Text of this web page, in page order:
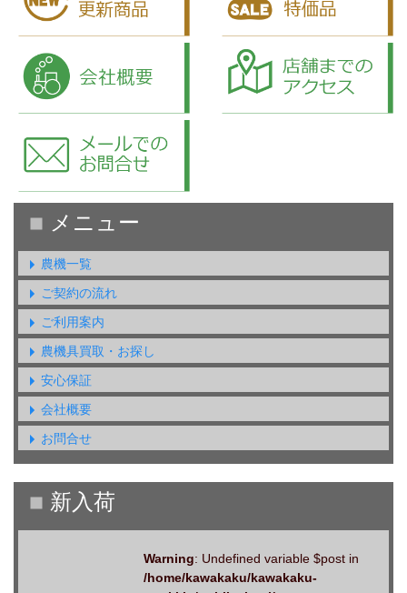
農機一覧
ご契約の流れ
ご利用案内
農機具買取・お探し
安心保証
会社概要
お問合せ
Warning: Undefined variable $post in
/home/kawakaku/kawakaku-